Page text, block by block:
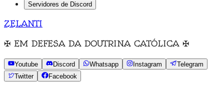
Servidores de Discord
ZELANTI
✠ EM DEFESA DA DOUTRINA CATÓLICA✠
Youtube Discord Whatsapp Instagram
Telegram
Twitter
Facebook